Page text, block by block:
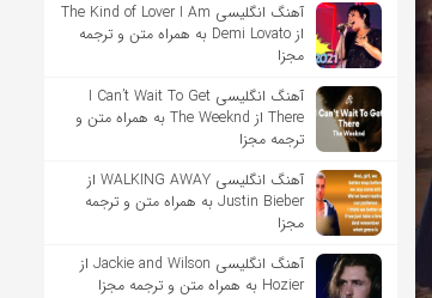
آهنگ انگلیسی The Kind of Lover I Am
از Demi Lovato به همراه متن و ترجمه
مجزا
آهنگ انگلیسی I Can’t Wait To Get
There از The Weeknd به همراه متن و
ترجمه مجزا
آهنگ انگلیسی WALKING AWAY از
Justin Bieber به همراه متن و ترجمه
مجزا
آهنگ انگلیسی Jackie and Wilson از
Hozier به همراه متن و ترجمه مجزا